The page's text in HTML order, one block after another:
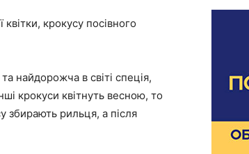
крокусу посівного
найдорожча в світі спеція,
крокуси квітнуть весною, то
збирають рильця, а після